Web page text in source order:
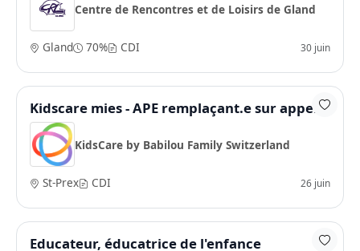
Centre de Rencontres et de Loisirs de Gland
Gland 70% CDI 30 juin
Kidscare mies - APE remplaçant.e sur appel
KidsCare by Babilou Family Switzerland
St-Prex CDI 26 juin
Educateur, éducatrice de l'enfance